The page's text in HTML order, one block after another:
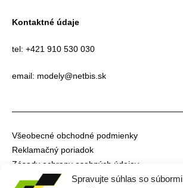
Spravujte súhlas so súbormi
Kontaktné údaje
tel: +421 910 530 030
email: modely@netbis.sk
Všeobecné obchodné podmienky
Reklamačný poriadok
Zásady ochrany osobných údajov
Zásady používania súborov Cookie